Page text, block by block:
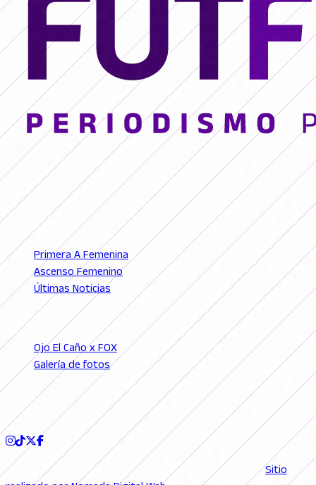
© 2026 FutFemGol. Todos los derechos reservados.
LIGAS
Primera A Femenina
Ascenso Femenino
Últimas Noticias
SECCIONES
Ojo El Caño x FOX
Galería de fotos
Podcast
SEGUINOS
© 2026 FutFemGol. Todos los derechos reservados. |Sitio